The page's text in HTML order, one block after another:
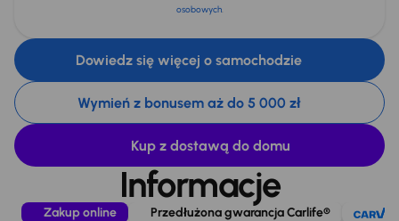
osobowych.
Dowiedz się więcej o samochodzie
Wymień z bonusem aż do 5 000 zł
Kup z dostawą do domu
Informacje
Zakup online Przedłużona gwarancja Carlife®